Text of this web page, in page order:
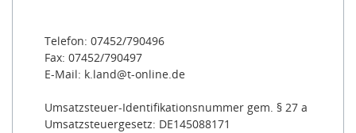
Telefon: 07452/790496
Fax: 07452/790497
E-Mail: k.land@t-online.de
Umsatzsteuer-Identifikationsnummer gem. § 27 a
Umsatzsteuergesetz: DE145088171